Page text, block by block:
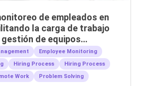
de empleados en
la carga de trabajo
gestión de equipos
Employee Monitoring
Hiring Process
Hiring Process
Work
Problem Solving